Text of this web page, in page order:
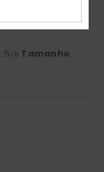
: 5 /5 Tamanho: